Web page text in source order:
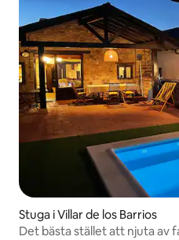
Stuga i Villar de los Barrios
Det bästa stället att njuta av